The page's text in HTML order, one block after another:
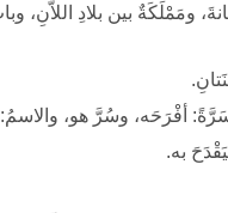
ومَمْلَكَةٌ بين بلادِ اللاَّنِ،
أفْرَحَه، وسُرَّ هو، والاسمُ:
به.